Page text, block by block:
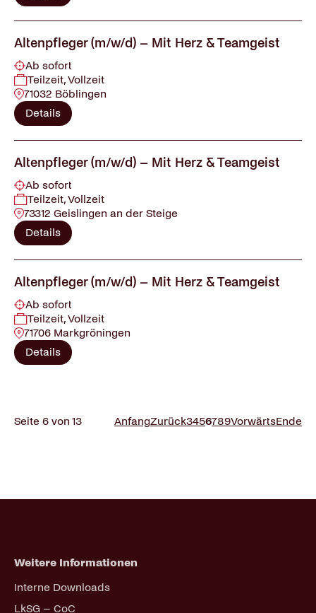
Altenpfleger (m/w/d) – Mit Herz & Teamgeist
Ab sofort
Teilzeit, Vollzeit
71032 Böblingen
Details
Altenpfleger (m/w/d) – Mit Herz & Teamgeist
Ab sofort
Teilzeit, Vollzeit
73312 Geislingen an der Steige
Details
Altenpfleger (m/w/d) – Mit Herz & Teamgeist
Ab sofort
Teilzeit, Vollzeit
71706 Markgröningen
Details
Seite 6 von 13 AnfangZurück3456789VorwärtsEnde
Weitere Informationen
Navigation
Interne Downloads
LkSG – CoC